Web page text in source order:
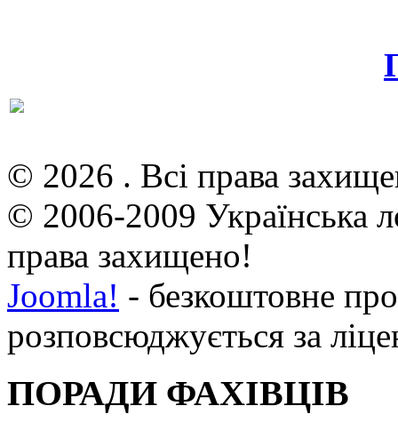
© 2026 . Всі права
© 2006-2009 Українська
права захищено!
Joomla! - безкоштовне
розповсюджується за
ПОРАДИ ФАХІВЦІВ